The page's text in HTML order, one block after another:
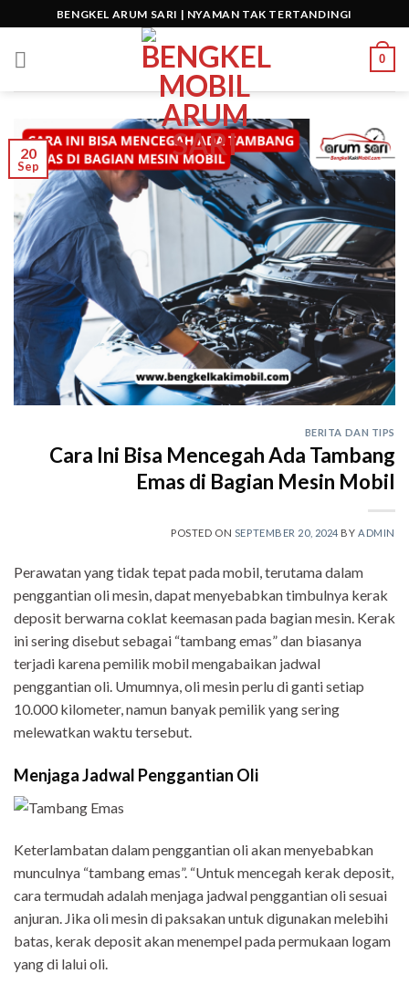
to
content
BENGKEL ARUM SARI | NYAMAN TAK TERTANDINGI
0
20
Sep
BERITA DAN TIPS
Cara Ini Bisa Mencegah Ada Tambang
Emas di Bagian Mesin Mobil
POSTED ON SEPTEMBER 20, 2024 BYADMIN
Perawatan yang tidak tepat pada mobil, terutama dalam
penggantian oli mesin, dapat menyebabkan timbulnya kerak
deposit berwarna coklat keemasan pada bagian mesin. Kerak
ini sering disebut sebagai “tambang emas” dan biasanya
terjadi karena pemilik mobil mengabaikan jadwal
penggantian oli. Umumnya, oli mesin perlu di ganti setiap
10.000 kilometer, namun banyak pemilik yang sering
melewatkan waktu tersebut.
Menjaga Jadwal Penggantian Oli
Keterlambatan dalam penggantian oli akan menyebabkan
munculnya “tambang emas”. “Untuk mencegah kerak deposit,
cara termudah adalah menjaga jadwal penggantian oli sesuai
anjuran. Jika oli mesin di paksakan untuk digunakan melebihi
batas, kerak deposit akan menempel pada permukaan logam
yang di lalui oli.